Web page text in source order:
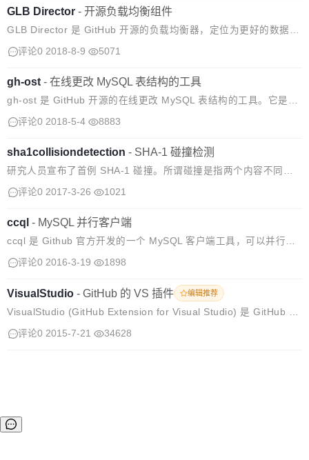
GLB Director - 开源负载均衡组件
GLB Director 是 GitHub 开源的负载均衡器，定位为更好的数据中
心负载均衡器。 GLB Director 是第4层负载均衡器，可在大量物理
评论0 2018-8-9 5071
gh-ost - ​在线更改 MySQL 表结构的工具
gh-ost 是 GitHub 开源的在线更改 MySQL 表结构的工具。它是可
测试的，并提供了停止服务(pausability)、动态控制/重新配置、审
评论0 2018-5-4 8883
sha1collisiondetection - SHA-1 碰撞检测
研究人员宣布了首例 SHA-1 碰撞。所谓碰撞是指两个内容不同的
对象产生了相同的 SHA-1 哈希值。 在 Git 版本控制系统中，每个
评论0 2017-3-26 1021
ccql - MySQL 并行客户端
ccql 是 Github 官方开发的一个 MySQL 客户端工具，可以并行支
持多个 MySQL 服务器，相当于同时在多个 MySQL 服务器上执行
评论0 2016-3-19 1898
VisualStudio - GitHub 的 VS 插件 编辑推荐
VisualStudio (GitHub Extension for Visual Studio) 是 GitHub 的
Visual Studio 插件。 主要功能： 连接 GitHub 一键 cl...
评论0 2015-7-21 34628